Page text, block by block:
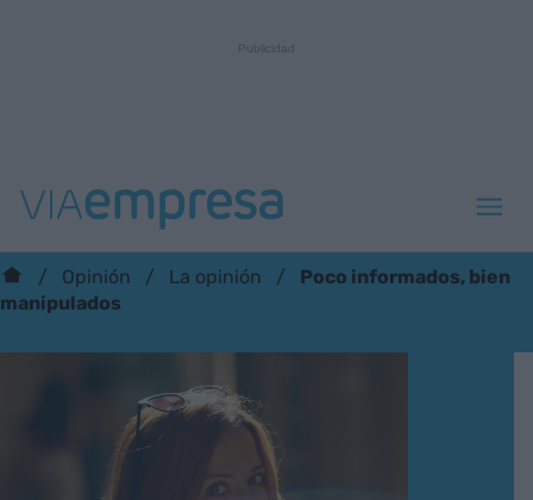
Opinión La opinión
Poco informados, bien
manipulados